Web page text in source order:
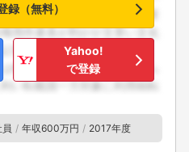
録（無料）
Yahoo!
で登録
員 年収600万円 2017年度